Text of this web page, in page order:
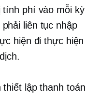
tính phí vào mỗi kỳ
liên tục nhập
hiện đi thực hiện
lập thanh toán